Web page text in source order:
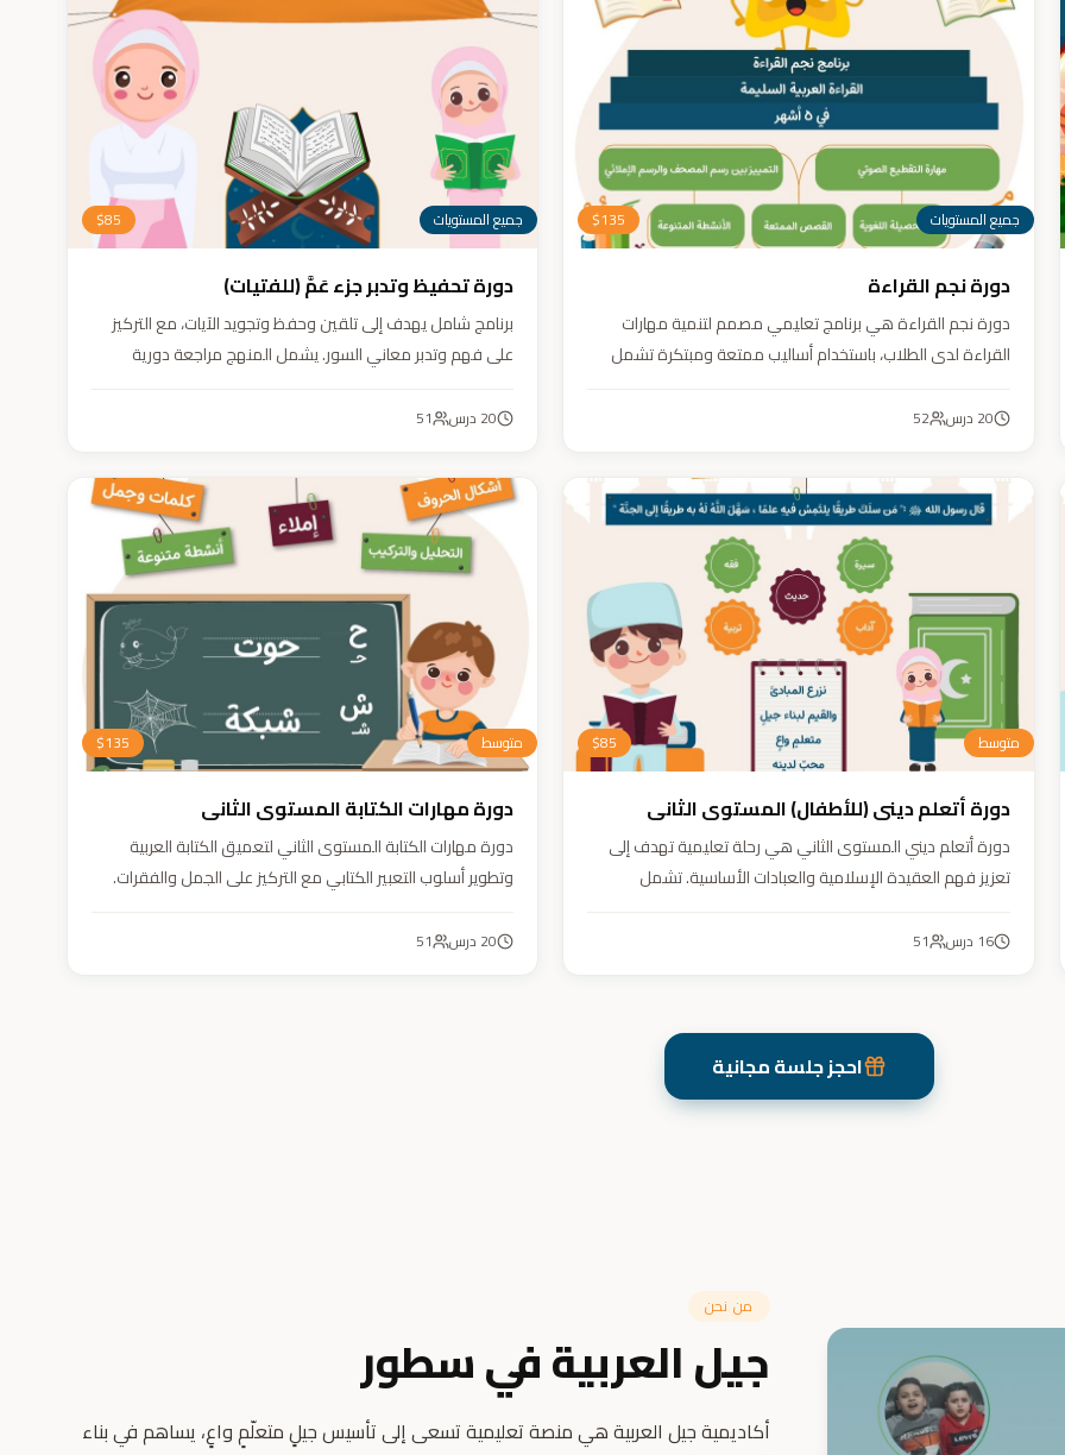
جميع المستويات $135
دورة نجم القراءة
دورة نجم القراءة هي برنامج تعليمي مصمم لتنمية مهارات
القراءة لدى الطلاب، باستخدام أساليب ممتعة ومبتكرة تشمل
والمسابقات والمحادثات. يهدف البرنامج إلى تعزيز قدرات الطلاب
20 درس 52
جميع المستويات $85
دورة تحفيظ وتدبر جزء عَمَّ (للفتيات)
برنامج شامل يهدف إلى تلقين وحفظ وتجويد الآيات، مع التركيز
على فهم وتدبر معاني السور. يشمل المنهج مراجعة دورية
أنشطة تفاعلية تدعم مهارات القراءة والفهم.
20 درس 51
متوسط $85
دورة أتعلم ديني (للأطفال) المستوى الثاني
دورة أتعلم ديني المستوى الثاني هي رحلة تعليمية تهدف إلى
تعزيز فهم العقيدة الإسلامية والعبادات الأساسية. تشمل
زرع القيم والمبادئ وتربية أبنائنا تربية إيمانية وأخلاقية وعلمية
16 درس 51
متوسط $135
دورة مهارات الكتابة المستوى الثاني
دورة مهارات الكتابة المستوى الثاني لتعميق الكتابة العربية
وتطوير أسلوب التعبير الكتابي مع التركيز على الجمل والفقرات.
20 درس 51
احجز جلسة مجانية
من نحن
جيل العربية في سطور
أكاديمية جيل العربية هي منصة تعليمية تسعى إلى تأسيس جيلٍ متعلّمٍ واعٍ، يساهم في بناء